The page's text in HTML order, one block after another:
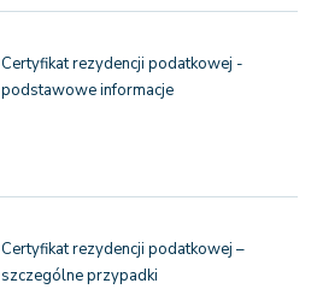
Certyfikat rezydencji podatkowej -
podstawowe informacje
Certyfikat rezydencji podatkowej –
szczególne przypadki